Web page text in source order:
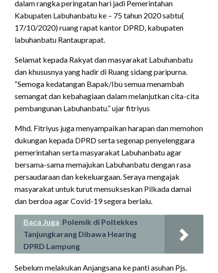
dalam rangka peringatan hari jadi Pemerintahan
Kabupaten Labuhanbatu ke – 75 tahun 2020 sabtu(
17/10/2020) ruang rapat kantor DPRD, kabupaten
labuhanbatu Rantauprapat.
Selamat kepada Rakyat dan masyarakat Labuhanbatu
dan khususnya yang hadir di Ruang sidang paripurna.
“Semoga kedatangan Bapak/Ibu semua menambah
semangat dan kebahagiaan dalam melanjutkan cita-cita
pembangunan Labuhanbatu.” ujar fitriyus
Mhd. Fitriyus juga menyampaikan harapan dan memohon
dukungan kepada DPRD serta segenap penyelenggara
pemerintahan serta masyarakat Labuhanbatu agar
bersama-sama memajukan Labuhanbatu dengan rasa
persaudaraan dan kekeluargaan. Seraya mengajak
masyarakat untuk turut mensukseskan Pilkada damai
dan berdoa agar Covid-19 segera berlalu.
Baca Juga Polemik di Poltekkes
Tanjungkarang Dibawa Hearing
DPRD Lampung
Sebelum melakukan Anjangsana ke panti asuhan Pjs.